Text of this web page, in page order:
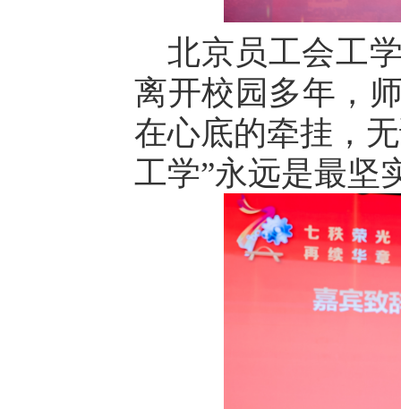
北京员工会工
离开校园多年，
在心底的牵挂，
工学”永远是最坚